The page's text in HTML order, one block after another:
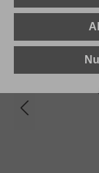
Bildergalerie